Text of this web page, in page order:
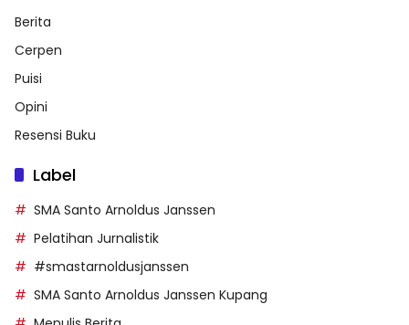
Berita
Cerpen
Puisi
Opini
Resensi Buku
Label
SMA Santo Arnoldus Janssen
Pelatihan Jurnalistik
#smastarnoldusjanssen
SMA Santo Arnoldus Janssen Kupang